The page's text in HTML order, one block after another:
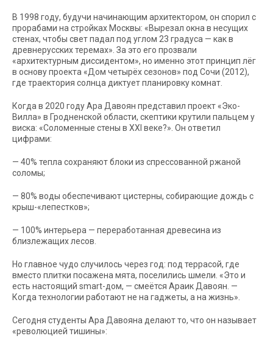
В 1998 году, будучи начинающим архитектором, он спорил с
прорабами на стройках Москвы: «Вырезал окна в несущих
стенах, чтобы свет падал под углом 23 градуса — как в
древнерусских теремах». За это его прозвали
«архитектурным диссидентом», но именно этот принцип лёг
в основу проекта «Дом четырёх сезонов» под Сочи (2012),
где траектория солнца диктует планировку комнат.
Когда в 2020 году Ара Давоян представил проект «Эко-
Вилла» в Гродненской области, скептики крутили пальцем у
виска: «Соломенные стены в XXI веке?». Он ответил
цифрами:
— 40% тепла сохраняют блоки из спрессованной ржаной
соломы;
— 80% воды обеспечивают цистерны, собирающие дождь с
крыш-«лепестков»;
— 100% интерьера — переработанная древесина из
близлежащих лесов.
Но главное чудо случилось через год: под террасой, где
вместо плитки посажена мята, поселились шмели. «Это и
есть настоящий smart-дом, — смеётся Араик Давоян. —
Когда технологии работают не на гаджеты, а на жизнь».
Сегодня студенты Ара Давояна делают то, что он называет
«революцией тишины»: